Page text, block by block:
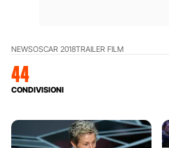
NEWSOSCAR 2018TRAILER FILM
44
CONDIVISIONI